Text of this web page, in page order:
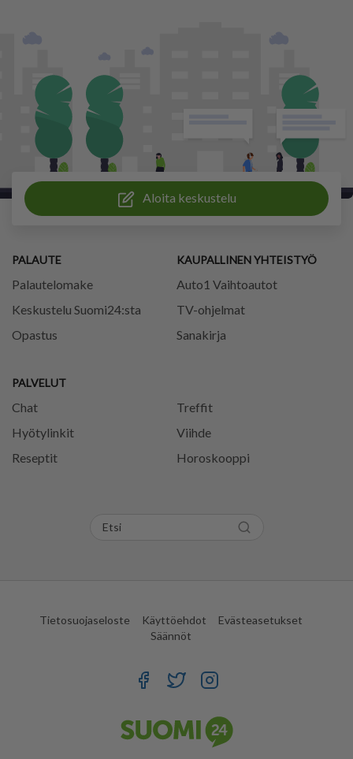
Aloita keskustelu
PALAUTE
Palautelomake
Keskustelu Suomi24:sta
Opastus
PALVELUT
Chat
Treffit
Hyötylinkit
Viihde
Reseptit
Horoskooppi
KAUPALLINEN YHTEISTYÖ
Auto1 Vaihtoautot
TV-ohjelmat
Sanakirja
Tietosuojaseloste Käyttöehdot
Evästeasetukset
Säännöt